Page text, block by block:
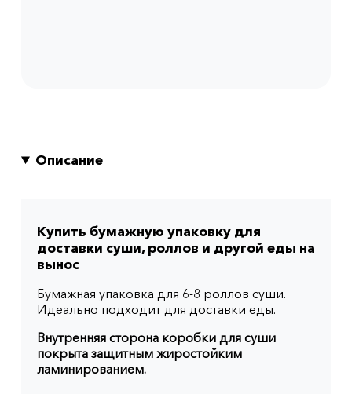
Описание
Купить бумажную упаковку для
доставки суши, роллов и другой еды на
вынос
Бумажная упаковка для 6-8 роллов суши.
Идеально подходит для доставки еды.
Внутренняя сторона коробки для суши
покрыта защитным жиростойким
ламинированием.